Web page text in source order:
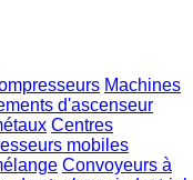
Machines
d'ascenseur
Centres
mobiles
Convoyeurs à